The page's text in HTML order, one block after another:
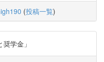
(投稿一覧)
学金」